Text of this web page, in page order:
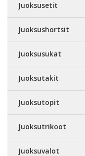
Juoksusetit
Juoksushortsit
Juoksusukat
Juoksutakit
Juoksutopit
Juoksutrikoot
Juoksuvalot